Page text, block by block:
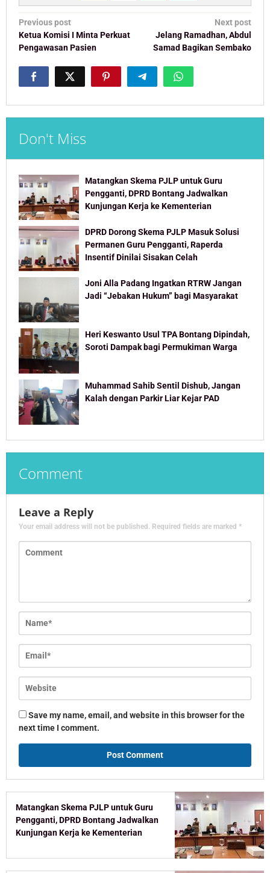
Post
navigation
Previous post
Ketua Komisi I Minta Perkuat
Pengawasan Pasien
Next post
Jelang Ramadhan, Abdul
Samad Bagikan Sembako
Don't Miss
Matangkan Skema PJLP untuk Guru
Pengganti, DPRD Bontang Jadwalkan
Kunjungan Kerja ke Kementerian
DPRD Dorong Skema PJLP Masuk Solusi
Permanen Guru Pengganti, Raperda
Insentif Dinilai Sisakan Celah
Joni Alla Padang Ingatkan RTRW Jangan
Jadi “Jebakan Hukum” bagi Masyarakat
Heri Keswanto Usul TPA Bontang Dipindah,
Soroti Dampak bagi Permukiman Warga
Muhammad Sahib Sentil Dishub, Jangan
Kalah dengan Parkir Liar Kejar PAD
Comment
Leave a Reply
Your email address will not be published. Required fields are marked *
Save my name, email, and website in this browser for the
next time I comment.
Matangkan Skema PJLP untuk Guru
Pengganti, DPRD Bontang Jadwalkan
Kunjungan Kerja ke Kementerian